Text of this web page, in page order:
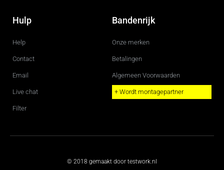
Hulp
Help
Contact
Email
Live chat
Filter
Bandenrijk
Onze merken
Betalingen
Algemeen Voorwaarden
+ Wordt montagepartner
© 2018 gemaakt door testwork.nl